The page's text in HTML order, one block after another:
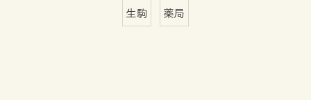
生駒 薬局